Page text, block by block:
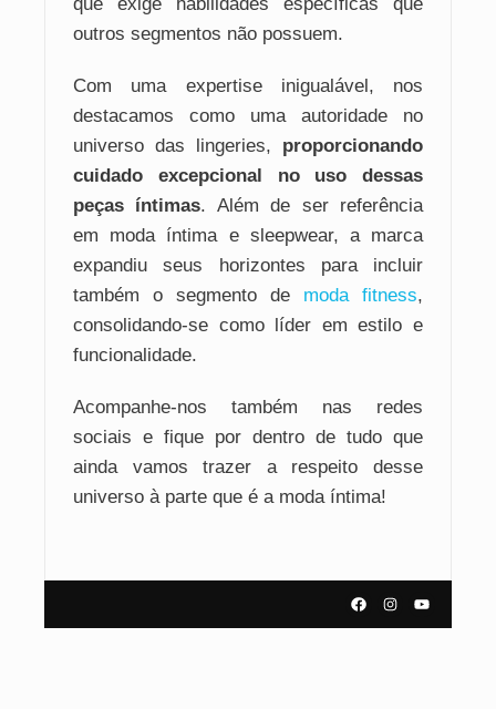
outros segmentos não possuem.
Com uma expertise inigualável, nos
destacamos como uma autoridade no
universo das lingeries, proporcionando
cuidado excepcional no uso dessas
peças íntimas. Além de ser referência
em moda íntima e sleepwear, a marca
expandiu seus horizontes para incluir
também o segmento de moda fitness,
consolidando-se como líder em estilo e
funcionalidade.
Acompanhe-nos também nas redes
sociais e fique por dentro de tudo que
ainda vamos trazer a respeito desse
universo à parte que é a moda íntima!